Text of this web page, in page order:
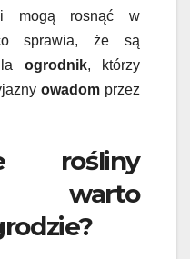
i mogą rosnąć w
sprawia, że są
ogrodnik, którzy
owadom przez
rośliny
warto